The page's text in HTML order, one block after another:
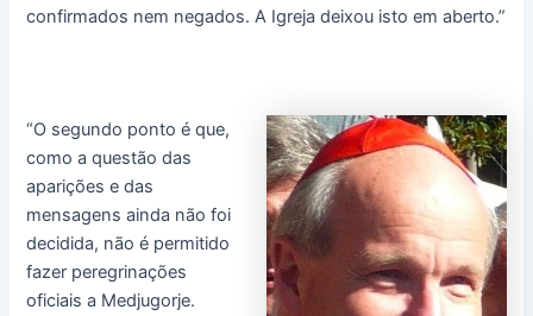
confirmados nem negados. A Igreja deixou isto em aberto.”
“O segundo ponto é que,
como a questão das
aparições e das
mensagens ainda não foi
decidida, não é permitido
fazer peregrinações
oficiais a Medjugorje.